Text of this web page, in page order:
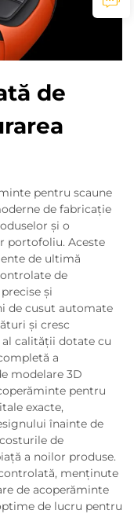
de
pentru scaune
de fabricație
și o
portofoliu. Aceste
de ultimă
de
și
de cusut automate
și cresc
calității dotate cu
a
modelare 3D
pentru
exacte,
înainte de
de
a noilor produse.
menținute
de acoperăminte
de lucru pentru